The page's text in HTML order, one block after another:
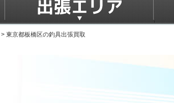
> 東京都板橋区の釣具出張買取